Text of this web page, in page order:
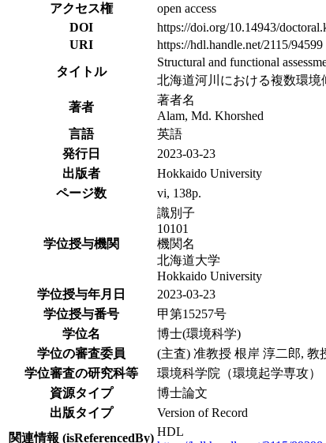
アクセス権
open access
DOI
https://doi.org/10.14943/
URI
https://hdl.handle.net/2115/94599
タイトル
Structural and functional
北海道河川における複数環
著者
著者名
Alam, Md. Khorshed
言語
英語
発行日
2023-03-23
出版者
Hokkaido University
ページ数
vi, 138p.
学位授与機関
識別子
10101
機関名
北海道大学
Hokkaido University
学位授与年月日
2023-03-23
学位授与番号
甲第15257号
学位名
博士(環境科学)
学位の審査委員
(主査) 准教授 根岸 淳二郎, 教
学位審査の研究科等
環境科学院（環境起学専攻）
資源タイプ
博士論文
出版タイプ
Version of Record
関連情報 (isReferencedBy) HDL